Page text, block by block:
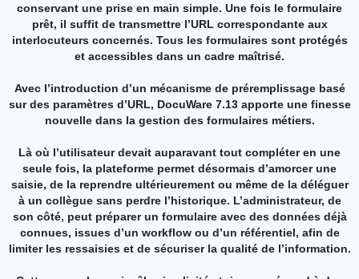
conservant une prise en main simple. Une fois le formulaire
prêt, il suffit de transmettre l’URL correspondante aux
interlocuteurs concernés. Tous les formulaires sont protégés
et accessibles dans un cadre maîtrisé.
Avec l’introduction d’un mécanisme de préremplissage basé
sur des paramètres d’URL, DocuWare 7.13 apporte une finesse
nouvelle dans la gestion des formulaires métiers.
Là où l’utilisateur devait auparavant tout compléter en une
seule fois, la plateforme permet désormais d’amorcer une
saisie, de la reprendre ultérieurement ou même de la déléguer
à un collègue sans perdre l’historique. L’administrateur, de
son côté, peut préparer un formulaire avec des données déjà
connues, issues d’un workflow ou d’un référentiel, afin de
limiter les ressaisies et de sécuriser la qualité de l’information.